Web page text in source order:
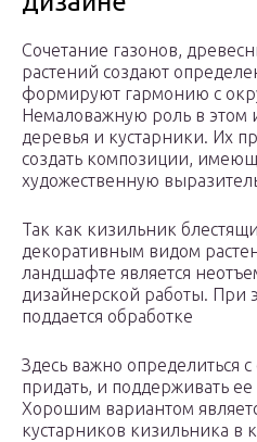
Сочетание газонов,
растений создают
формируют гармонию с
Немаловажную роль в этом
деревья и кустарники. Их
создать композиции,
художественную
Так как кизильник
декоративным видом
ландшафте является
дизайнерской работы. При
поддается обработке
Здесь важно определиться
придать, и поддерживать ее
Хорошим вариантом
кустарников кизильника в